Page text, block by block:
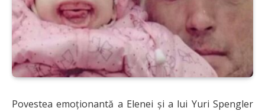
Povestea emoționantă a Elenei și a lui Yuri Spengler